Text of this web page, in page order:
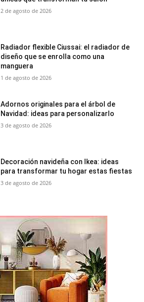
2 de agosto de 2026
Radiador flexible Ciussai: el radiador de
diseño que se enrolla como una
manguera
1 de agosto de 2026
Adornos originales para el árbol de
Navidad: ideas para personalizarlo
3 de agosto de 2026
Decoración navideña con Ikea: ideas
para transformar tu hogar estas fiestas
3 de agosto de 2026